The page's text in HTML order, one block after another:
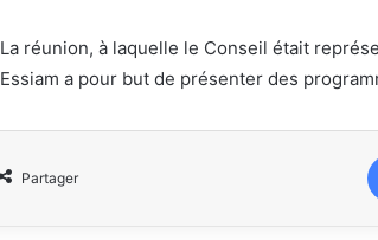
La réunion, à laquelle le Conseil était
Essiam a pour but de présenter des
Partager